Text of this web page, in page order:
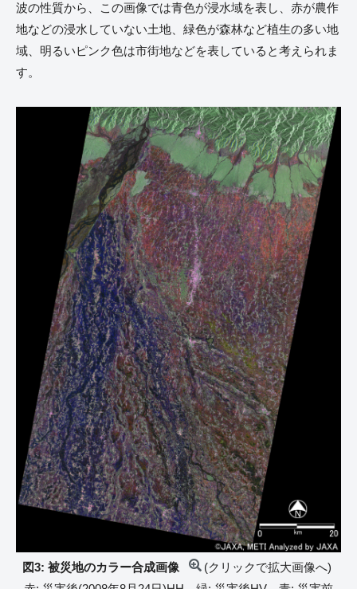
波の性質から、この画像では青色が浸水域を表し、赤が農作
地などの浸水していない土地、緑色が森林など植生の多い地
域、明るいピンク色は市街地などを表していると考えられま
す。
図3: 被災地のカラー合成画像
(クリックで拡大画像へ)